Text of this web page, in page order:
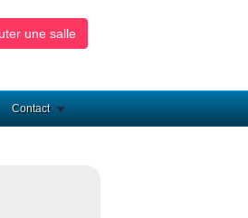
une salle
Contact